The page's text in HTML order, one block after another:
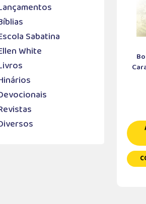
Sabatina
White